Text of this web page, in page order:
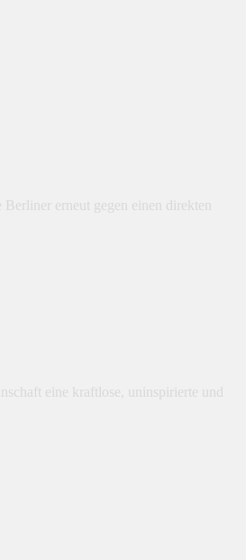
erneut gegen einen direkten
eine kraftlose, uninspirierte und